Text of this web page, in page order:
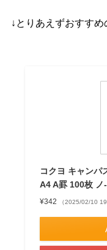
↓とりあえずおすす
コクヨ キャンパ
A4 A罫 100枚 ノ
¥342 （2025/02/10